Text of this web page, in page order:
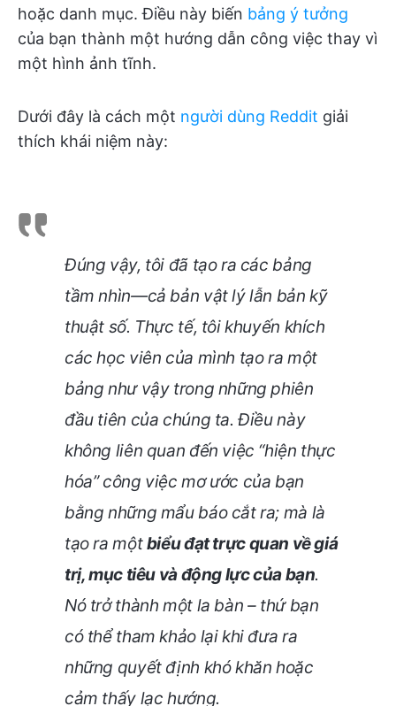
hoặc danh mục. Điều này biến bảng ý tưởng
của bạn thành một hướng dẫn công việc thay vì
một hình ảnh tĩnh.
Dưới đây là cách một người dùng Reddit giải
thích khái niệm này:
Đúng vậy, tôi đã tạo ra các bảng
tầm nhìn—cả bản vật lý lẫn bản kỹ
thuật số. Thực tế, tôi khuyến khích
các học viên của mình tạo ra một
bảng như vậy trong những phiên
đầu tiên của chúng ta. Điều này
không liên quan đến việc “hiện thực
hóa” công việc mơ ước của bạn
bằng những mẩu báo cắt ra; mà là
tạo ra mộtbiểu đạt trực quan về giá
trị, mục tiêu và động lực của bạn.
Nó trở thành một la bàn – thứ bạn
có thể tham khảo lại khi đưa ra
những quyết định khó khăn hoặc
cảm thấy lạc hướng.